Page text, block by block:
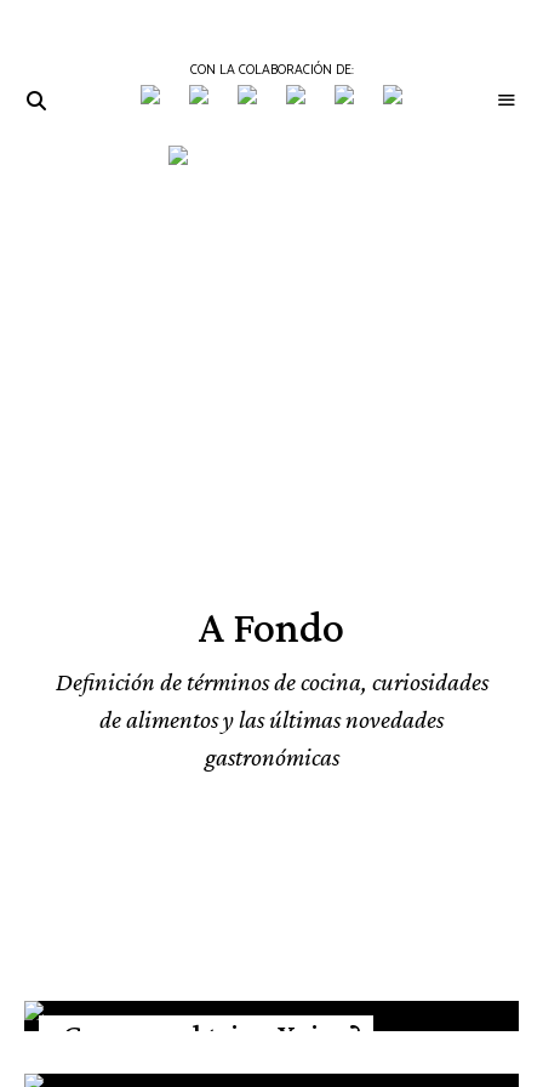
CON LA COLABORACIÓN DE:
Periódico
A Fondo
Definición de términos de cocina, curiosidades
de alimentos y las últimas novedades
gastronómicas
¿Conoces el trigo Xeixa?